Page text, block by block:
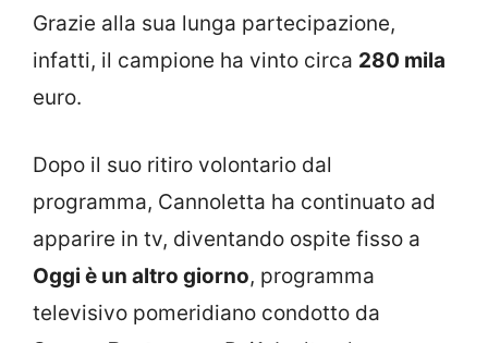
Grazie alla sua lunga partecipazione,
infatti, il campione ha vinto circa 280 mila
euro.
Dopo il suo ritiro volontario dal
programma, Cannoletta ha continuato ad
apparire in tv, diventando ospite fisso a
Oggi è un altro giorno, programma
televisivo pomeridiano condotto da